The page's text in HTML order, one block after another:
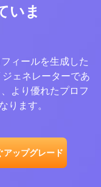
いま
ィールを生成した
ェネレーターであ
より優れたプロフ
ります。
アップグレード